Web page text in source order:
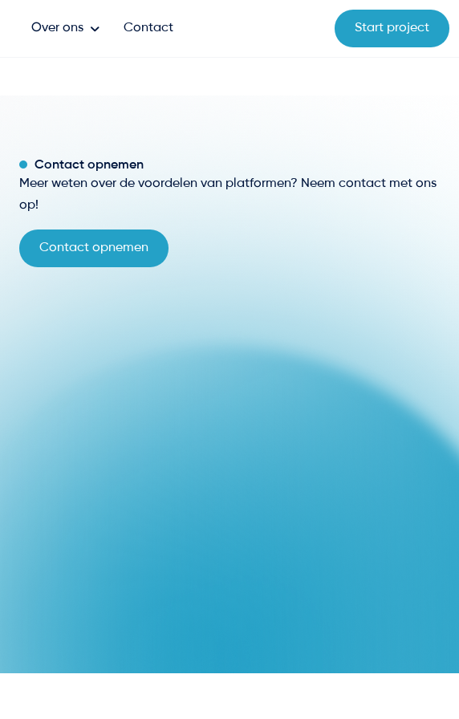
Over ons Contact Start project
Contact opnemen
Meer weten over de voordelen van platformen? Neem contact met ons
op!
Contact opnemen